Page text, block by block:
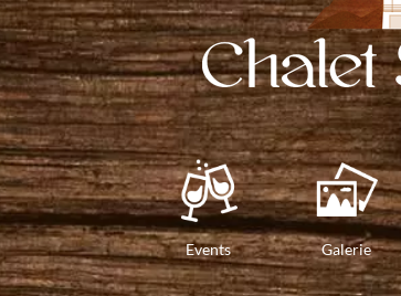
Events Galerie